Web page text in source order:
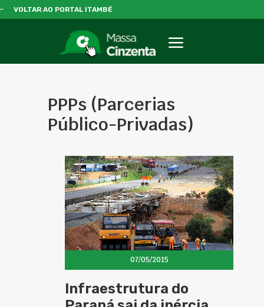
VOLTAR AO PORTAL ITAMBÉ
PPPs (Parcerias
Público-Privadas)
07/05/2015
Infraestrutura do